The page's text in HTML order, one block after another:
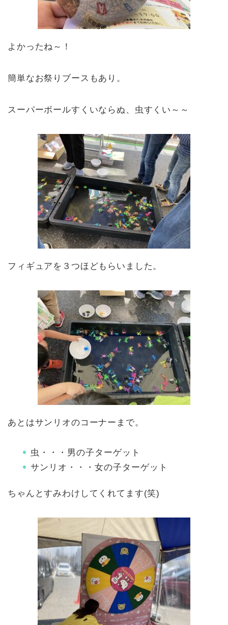
よかったね～！
簡単なお祭りブースもあり。
スーパーボールすくいならぬ、虫すくい～～
フィギュアを３つほどもらいました。
あとはサンリオのコーナーまで。
虫・・・男の子ターゲット
サンリオ・・・女の子ターゲット
ちゃんとすみわけしてくれてます(笑)